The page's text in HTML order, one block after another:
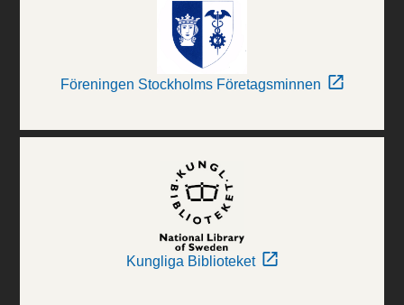
Föreningen Stockholms Företagsminnen
Kungliga Biblioteket